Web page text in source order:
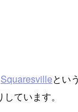
Squaresvilleとい
ています。